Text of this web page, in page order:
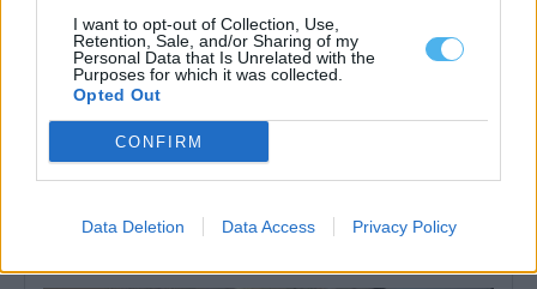
I want to opt-out of Collection, Use,
Retention, Sale, and/or Sharing of my
Personal Data that Is Unrelated with the
Purposes for which it was collected.
Opted Out
CONFIRM
Data Deletion Data Access Privacy Policy
Elvas: Projeto MOVER apresenta soluções para recrutamento
de trabalhadores de Angola e Cabo Verde
Associação Empresarial de Portugal...